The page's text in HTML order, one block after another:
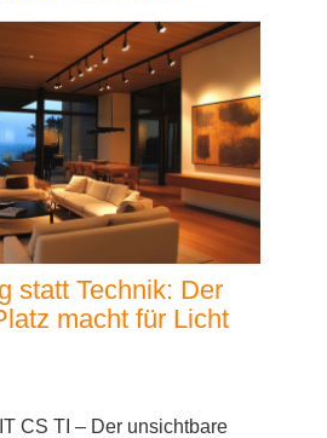
statt Technik: Der
macht für Licht
CS TI – Der unsichtbare